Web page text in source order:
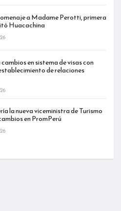
a Madame Perotti, primera
Huacachina
en sistema de visas con
de relaciones
la nueva viceministra de Turismo
en PromPerú